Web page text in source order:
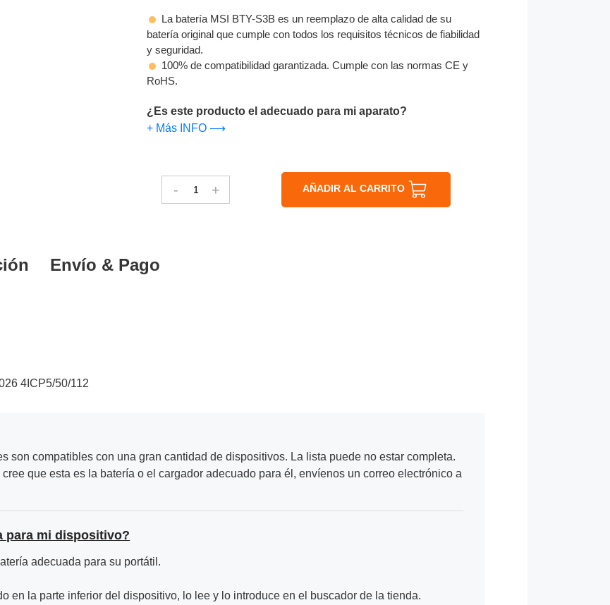
La batería MSI BTY-S3B es un reemplazo de alta calidad de su
batería original que cumple con todos los requisitos técnicos de fiabilidad
y seguridad.
100% de compatibilidad garantizada. Cumple con las normas CE y
RoHS.
¿Es este producto el adecuado para mi aparato?
+ Más INFO ⟶
- + AÑADIR AL CARRITO
Envío & Pago
4ICP5/50/112
son compatibles con una gran cantidad de dispositivos. La lista puede no estar completa.
que esta es la batería o el cargador adecuado para él, envíenos un correo electrónico a
para mi dispositivo?
adecuada para su portátil.
en la parte inferior del dispositivo, lo lee y lo introduce en el buscador de la tienda.